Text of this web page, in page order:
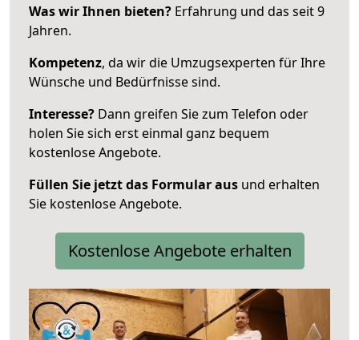
Was wir Ihnen bieten? Erfahrung und das seit 9
Jahren.
Kompetenz, da wir die Umzugsexperten für Ihre
Wünsche und Bedürfnisse sind.
Interesse? Dann greifen Sie zum Telefon oder
holen Sie sich erst einmal ganz bequem
kostenlose Angebote.
Füllen Sie jetzt das Formular aus und erhalten
Sie kostenlose Angebote.
Kostenlose Angebote erhalten